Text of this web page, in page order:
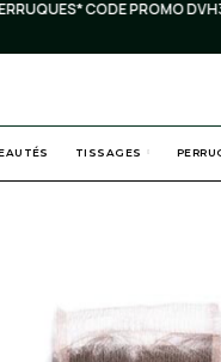
CODE PROMO DVH30
TISSAGES